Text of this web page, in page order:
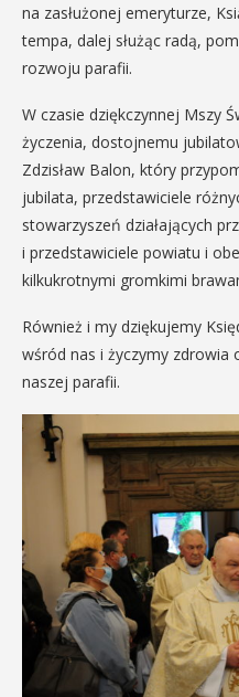
na zasłużonej emeryturze,
tempa, dalej służąc radą,
rozwoju parafii.
W czasie dziękczynnej Mszy
życzenia, dostojnemu
Zdzisław Balon, który
jubilata, przedstawiciele
stowarzyszeń działających
i przedstawiciele powiatu i
kilkukrotnymi gromkimi
Również i my dziękujemy
wśród nas i życzymy zdrowia
naszej parafii.